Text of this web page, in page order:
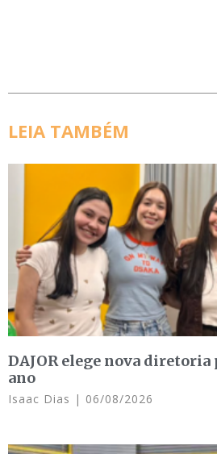
LEIA TAMBÉM
DAJOR elege nova
ano
Isaac Dias 06/08/2026